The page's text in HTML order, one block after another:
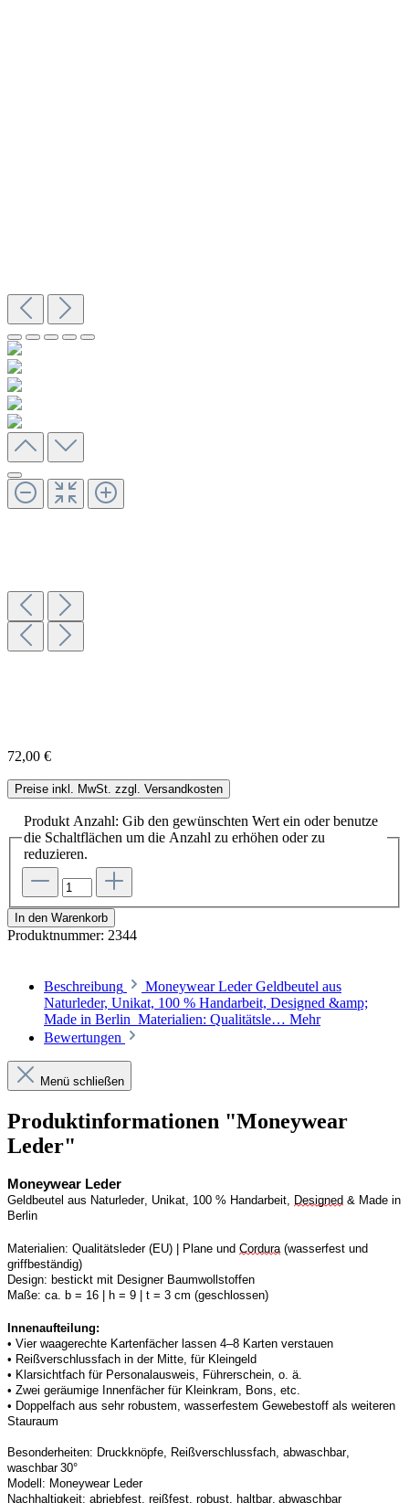
72,00 €
Preise inkl. MwSt. zzgl. Versandkosten
Produkt Anzahl: Gib den gewünschten Wert ein oder benutze
die Schaltflächen um die Anzahl zu erhöhen oder zu
reduzieren.
In den Warenkorb
Produktnummer: 2344
Beschreibung
Moneywear Leder Geldbeutel aus
Naturleder, Unikat, 100 % Handarbeit, Designed &amp;
Made in Berlin Materialien: Qualitätsle… Mehr
Bewertungen
Menü schließen
Produktinformationen "Moneywear
Leder"
Moneywear Leder
Geldbeutel aus Naturleder, Unikat, 100 % Handarbeit, Designed & Made in
Berlin
Materialien: Qualitätsleder (EU) | Plane und Cordura (wasserfest und
griffbeständig)
Design: bestickt mit Designer Baumwollstoffen
Maße: ca. b = 16 | h = 9 | t = 3 cm (geschlossen)
Innenaufteilung:
• Vier waagerechte Kartenfächer lassen 4–8 Karten verstauen
• Reißverschlussfach in der Mitte, für Kleingeld
• Klarsichtfach für Personalausweis, Führerschein, o. ä.
• Zwei geräumige Innenfächer für Kleinkram, Bons, etc.
• Doppelfach aus sehr robustem, wasserfestem Gewebestoff als weiteren
Stauraum
Besonderheiten: Druckknöpfe, Reißverschlussfach, abwaschbar,
waschbar 30°
Modell: Moneywear Leder
Nachhaltigkeit: abriebfest, reißfest, robust, haltbar, abwaschbar